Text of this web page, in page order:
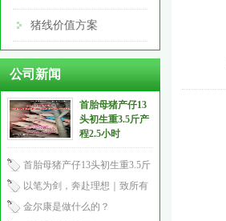
猪线价值方案
公司新闻
首胎母猪产仔13
头初生重3.5斤产
程2.5小时
首胎母猪产仔13头初生重3.5斤
产程2.5小时
以笔为剑，奔赴理想｜致所有
中考少年
金尔康是做什么的？